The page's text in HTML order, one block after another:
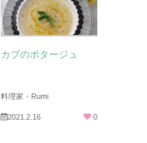
カブのポタージュ
料理家・Rumi
2021.2.16 0